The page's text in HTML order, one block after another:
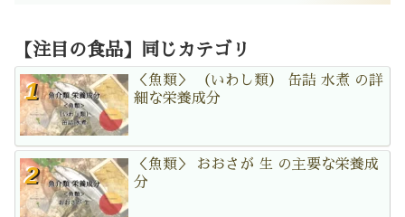
【注目の食品】同じカテゴリ
＜魚類＞ （いわし類） 缶詰 水煮 の詳
細な栄養成分
＜魚類＞ おおさが 生 の主要な栄養成
分